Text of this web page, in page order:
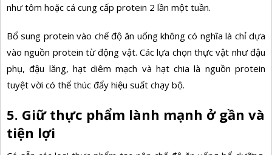
như tôm hoặc cá cung cấp protein 2 lần một tuần.
Bổ sung protein vào chế độ ăn uống không có nghĩa là chỉ dựa
vào nguồn protein từ động vật. Các lựa chọn thực vật như đậu
phụ, đậu lăng, hạt diêm mạch và hạt chia là nguồn protein
tuyệt vời có thể thúc đẩy hiệu suất chạy bộ.
5. Giữ thực phẩm lành mạnh ở gần và
tiện lợi